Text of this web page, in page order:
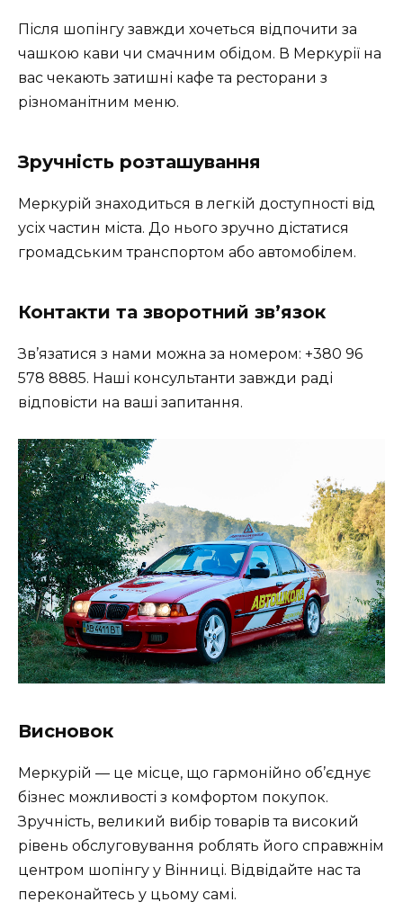
Після шопінгу завжди хочеться відпочити за
чашкою кави чи смачним обідом. В Меркурії на
вас чекають затишні кафе та ресторани з
різноманітним меню.
Зручність розташування
Меркурій знаходиться в легкій доступності від
усіх частин міста. До нього зручно дістатися
громадським транспортом або автомобілем.
Контакти та зворотний зв’язок
Зв’язатися з нами можна за номером: +380 96
578 8885. Наші консультанти завжди раді
відповісти на ваші запитання.
Висновок
Меркурій — це місце, що гармонійно об’єднує
бізнес можливості з комфортом покупок.
Зручність, великий вибір товарів та високий
рівень обслуговування роблять його справжнім
центром шопінгу у Вінниці. Відвідайте нас та
переконайтесь у цьому самі.